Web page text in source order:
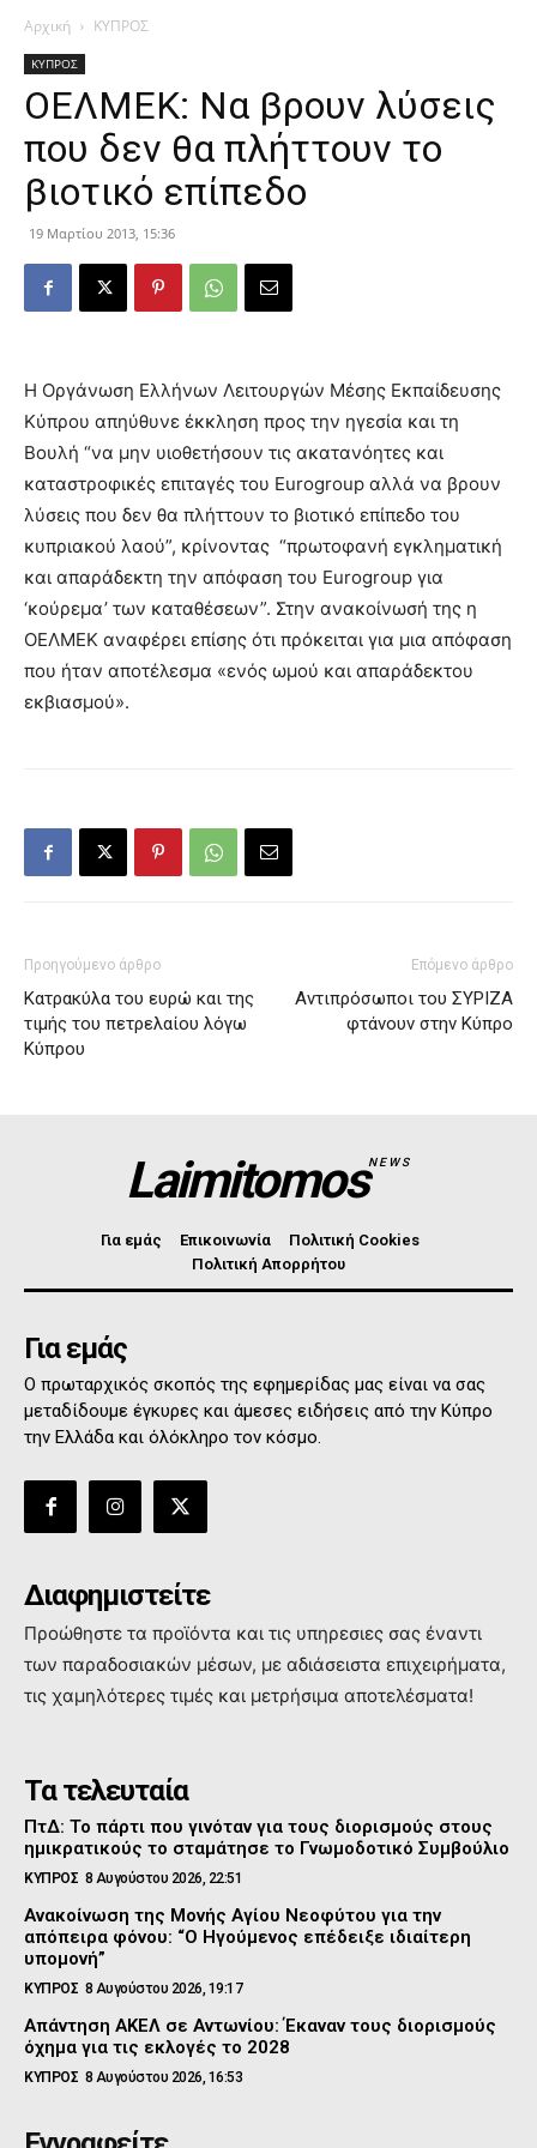
Αρχική ΚΥΠΡΟΣ
ΚΥΠΡΟΣ
ΟΕΛΜΕΚ: Να βρουν λύσεις
που δεν θα πλήττουν το
βιοτικό επίπεδο
19 Μαρτίου 2013, 15:36
Η Οργάνωση Ελλήνων Λειτουργών Μέσης Εκπαίδευσης
Κύπρου απηύθυνε έκκληση προς την ηγεσία και τη
Βουλή “να μην υιοθετήσουν τις ακατανόητες και
καταστροφικές επιταγές του Eurogroup αλλά να βρουν
λύσεις που δεν θα πλήττουν το βιοτικό επίπεδο του
κυπριακού λαού”, κρίνοντας “πρωτοφανή εγκληματική
και απαράδεκτη την απόφαση του Eurogroup για
‘κούρεμα’ των καταθέσεων”. Στην ανακοίνωσή της η
ΟΕΛΜΕΚ αναφέρει επίσης ότι πρόκειται για μια απόφαση
που ήταν αποτέλεσμα «ενός ωμού και απαράδεκτου
εκβιασμού».
Προηγούμενο άρθρο
Κατρακύλα του ευρώ και της
τιμής του πετρελαίου λόγω
Κύπρου
Επόμενο άρθρο
Αντιπρόσωποι του ΣΥΡΙΖΑ
φτάνουν στην Κύπρο
LaimitomosNEWS
Για εμάς Επικοινωνία
Πολιτική Cookies
Πολιτική Απορρήτου
Για εμάς
Ο πρωταρχικός σκοπός της εφημερίδας μας είναι να σας
μεταδίδουμε έγκυρες και άμεσες ειδήσεις από την Κύπρο
την Ελλάδα και όλόκληρο τον κόσμο.
Διαφημιστείτε
Προώθηστε τα προϊόντα και τις υπηρεσιες σας έναντι
των παραδοσιακών μέσων, με αδιάσειστα επιχειρήματα,
τις χαμηλότερες τιμές και μετρήσιμα αποτελέσματα!
Τα τελευταία
ΠτΔ: Το πάρτι που γινόταν για τους διορισμούς στους
ημικρατικούς το σταμάτησε το Γνωμοδοτικό Συμβούλιο
ΚΥΠΡΟΣ 8 Αυγούστου 2026, 22:51
Ανακοίνωση της Μονής Αγίου Νεοφύτου για την
απόπειρα φόνου: “Ο Ηγούμενος επέδειξε ιδιαίτερη
υπομονή”
ΚΥΠΡΟΣ 8 Αυγούστου 2026, 19:17
Απάντηση ΑΚΕΛ σε Αντωνίου: Έκαναν τους διορισμούς
όχημα για τις εκλογές το 2028
ΚΥΠΡΟΣ 8 Αυγούστου 2026, 16:53